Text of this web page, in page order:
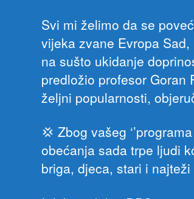
Svi mi želimo da se
vijeka zvane Evropa
na sušto ukidanje
predložio profesor Goran
željni popularnosti,
💢 Zbog vašeg
obećanja sada trpe ljudi
briga, djeca, stari i